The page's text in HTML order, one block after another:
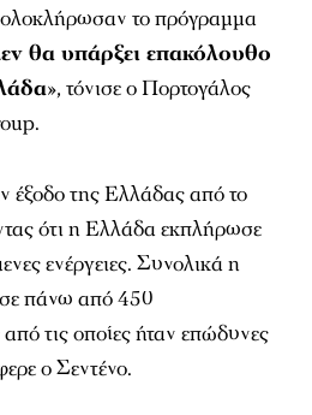
το πρόγραμμα
θα υπάρξει επακόλουθο
», τόνισε ο Πορτογάλος
έξοδο της Ελλάδας από το
ότι η Ελλάδα εκπλήρωσε
ενέργειες. Συνολικά η
πάνω από 450
τις οποίες ήταν επώδυνες
ο Σεντένο.